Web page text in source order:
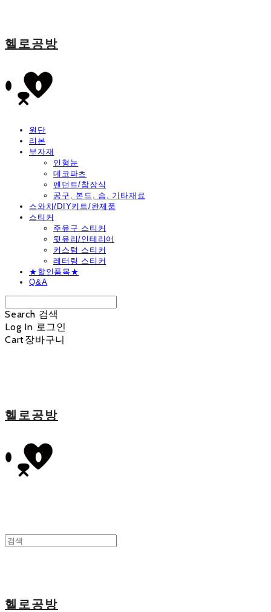
헬로공방
원단
리본
부자재
인형눈
데코파츠
펜던트/참장식
공구, 본드, 솜, 기타재료
스와치/DIY키트/완제품
스티커
주유구 스티커
뒷유리/인테리어
커스텀 스티커
레터링 스티커
★할인품목★
Q&A
Search 검색
Log In 로그인
Cart장바구니
헬로공방
헬로공방